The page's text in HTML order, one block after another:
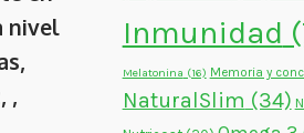
nivel
,
Inmunidad
Melatonina (16) Memoria y
NaturalSlim (34)